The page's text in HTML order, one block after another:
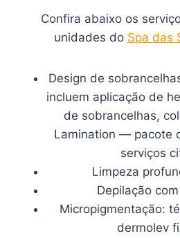
Confira abaixo os
unidades do Spa das
Design de
incluem aplicação de
de sobrancelhas,
Lamination — pacote
serviços
Limpeza
Depilação
Micropigmentação:
dermolev